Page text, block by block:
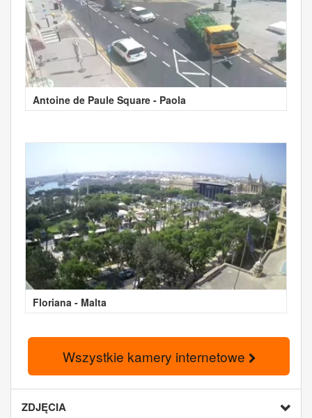
Antoine de Paule Square - Paola
Floriana - Malta
Wszystkie kamery internetowe
ZDJĘCIA